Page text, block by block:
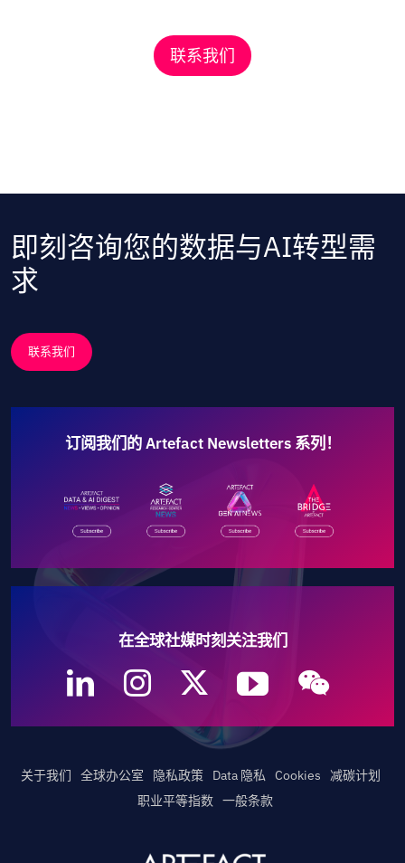
联系我们
即刻咨询您的数据与AI转型需
求
联系我们
订阅我们的 Artefact Newsletters 系列！
在全球社媒时刻关注我们
关于我们 全球办公室 隐私政策 Data 隐私 Cookies
减碳计划
职业平等指数 一般条款